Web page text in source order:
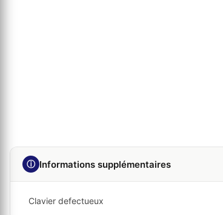
ⓘ Informations supplémentaires
Clavier defectueux